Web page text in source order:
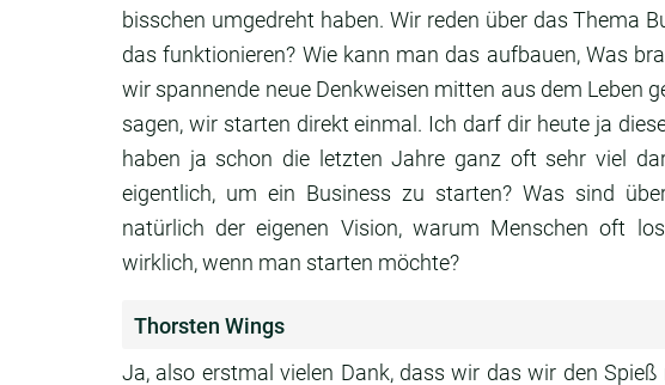
bisschen umgedreht haben. Wir reden über das Thema
das funktionieren? Wie kann man das aufbauen, Was
wir spannende neue Denkweisen mitten aus dem Leben
sagen, wir starten direkt einmal. Ich darf dir heute ja
haben ja schon die letzten Jahre ganz oft sehr viel
eigentlich, um ein Business zu starten? Was sind
natürlich der eigenen Vision, warum Menschen oft
wirklich,wenn man starten möchte?
Thorsten Wings
Ja, also erstmal vielen Dank, dass wir das wir den